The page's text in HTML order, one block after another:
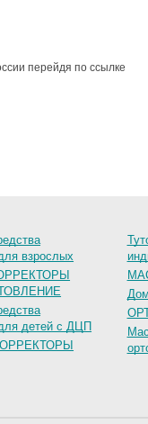
перейдя по ссылке
взрослых
детей с ДЦП